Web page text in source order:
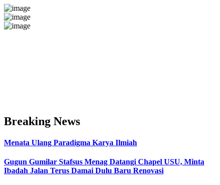
Breaking News
Menata Ulang Paradigma Karya Ilmiah
Gugun Gumilar Stafsus Menag Datangi Chapel USU, Minta
Ibadah Jalan Terus Damai Dulu Baru Renovasi